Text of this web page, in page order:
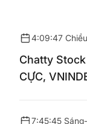
4:09:47 Chiều
Chatty Stock
CỰC,
7:45:45 Sáng-